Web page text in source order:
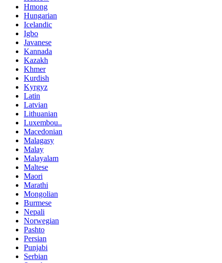
Hmong
Hungarian
Icelandic
Igbo
Javanese
Kannada
Kazakh
Khmer
Kurdish
Kyrgyz
Latin
Latvian
Lithuanian
Luxembou..
Macedonian
Malagasy
Malay
Malayalam
Maltese
Maori
Marathi
Mongolian
Burmese
Nepali
Norwegian
Pashto
Persian
Punjabi
Serbian